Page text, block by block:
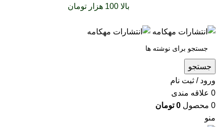
بالا 100 هزار تومان
جستجو
ورود / ثبت نام
0 علاقه مندی
0 محصول 0 تومان
منو